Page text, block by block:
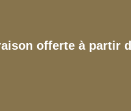
offerte à partir